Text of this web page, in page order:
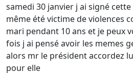
samedi 30 janvier j ai signé
même été victime de violences
mari pendant 10 ans et je peux
fois j ai pensé avoir les memes
alors mr le président accordez
pour elle